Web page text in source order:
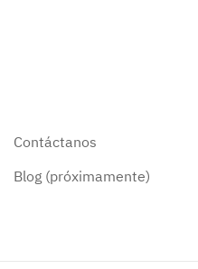
Contáctanos
Blog (próximamente)